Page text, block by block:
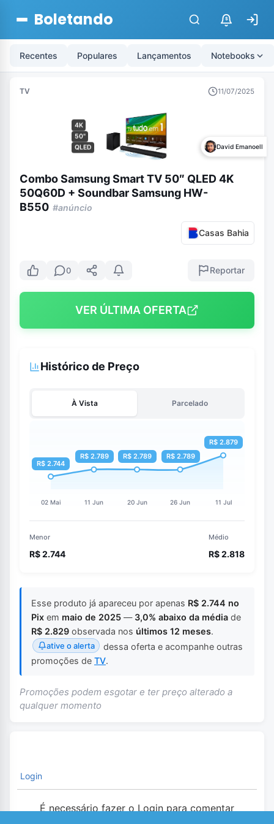
Boletando $
Recentes Populares Lançamentos Notebooks
TV 11/07/2025
4K
50"
QLED
David Emanoell
Combo Samsung Smart TV 50″ QLED 4K
50Q60D + Soundbar Samsung HW-
B550 #anúncio
Casas Bahia
0 Reportar
VER ÚLTIMA OFERTA
Histórico de Preço
À Vista Parcelado
Menor
R$ 2.744
Médio
R$ 2.818
Esse produto já apareceu por apenas R$ 2.744 no
Pix em maio de 2025 — 3,0% abaixo da média de
R$ 2.829 observada nos últimos 12 meses.
ative o alerta
dessa oferta e acompanhe outras
promoções de TV.
Promoções podem esgotar e ter preço alterado a
qualquer momento
Login
É necessário fazer o Login para comentar